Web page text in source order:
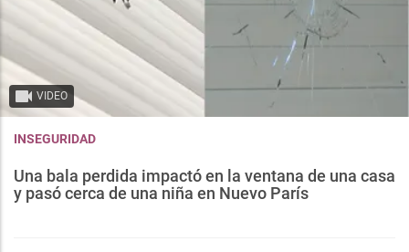
VIDEO
INSEGURIDAD
Una bala perdida impactó en la ventana de una casa
y pasó cerca de una niña en Nuevo París